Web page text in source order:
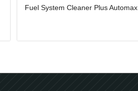
Fuel System Cleaner Plus Automax